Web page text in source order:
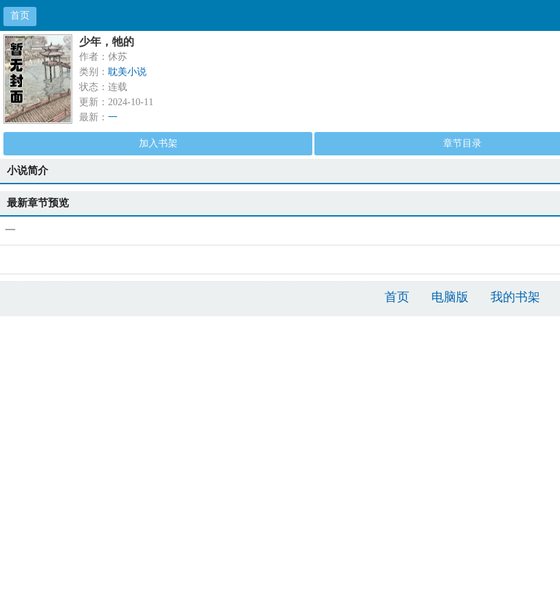
首页
少年，牠的
作者：休苏
类别： 耽美小说
状态：连载
更新：2024-10-11
最新： 一
加入书架 章节目录
小说简介
最新章节预览
一
首页 电脑版 我的书架